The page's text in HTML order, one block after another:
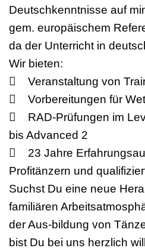
Deutschkenntnisse auf
gem. europäischem
da der Unterricht in
Wir bieten:
 Veranstaltung von
 Vorbereitungen für
 RAD-Prüfungen im
bis Advanced 2
 23 Jahre
Profitänzern und
Suchst Du eine neue
familiären
der Aus-bildung von
bist Du bei uns herzlich